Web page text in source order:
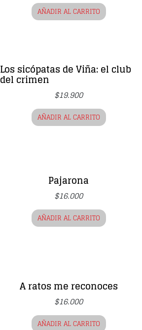
AÑADIR AL CARRITO
Los sicópatas de Viña: el club
del crimen
$19.900
AÑADIR AL CARRITO
Pajarona
$16.000
AÑADIR AL CARRITO
A ratos me reconoces
$16.000
AÑADIR AL CARRITO